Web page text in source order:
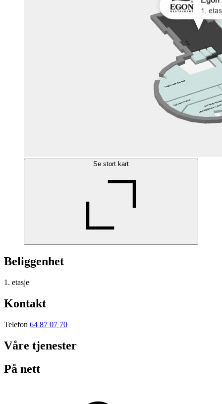
Se stort kart
Beliggenhet
1. etasje
Kontakt
Telefon 64 87 07 70
Våre tjenester
På nett